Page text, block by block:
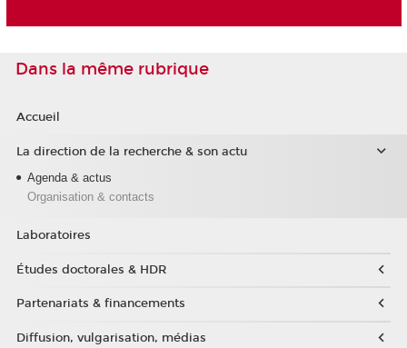
Dans la même rubrique
Accueil
La direction de la recherche & son actu
Agenda & actus
Organisation & contacts
Laboratoires
Études doctorales & HDR
Partenariats & financements
Diffusion, vulgarisation, médias